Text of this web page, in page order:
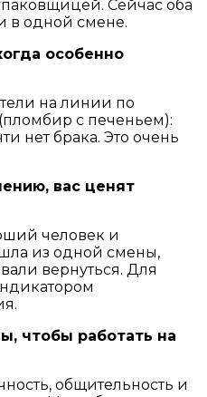
Сейчас оба
в одной смене.
особенно
на линии по
с печеньем):
нет брака. Это очень
вас ценят
человек и
из одной смены,
вернуться. Для
чтобы работать на
общительность и